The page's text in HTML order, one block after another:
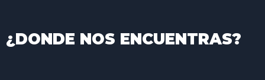
¿DONDE NOS ENCUENTRAS?